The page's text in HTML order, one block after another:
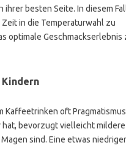
ihrer besten Seite. In diesem
in die Temperaturwahl zu
optimale Geschmackserlebnis
Kaffeetrinken oft
hat, bevorzugt vielleicht
sind. Eine etwas